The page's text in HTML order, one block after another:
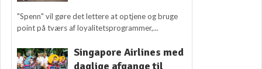
"Spenn" vil gøre det lettere at optjene og bruge
point på tværs af loyalitetsprogrammer,...
Singapore Airlines med
daglige afgange til